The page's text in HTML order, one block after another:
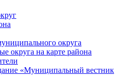
округа
округа на карте района
«Муниципальный вестник